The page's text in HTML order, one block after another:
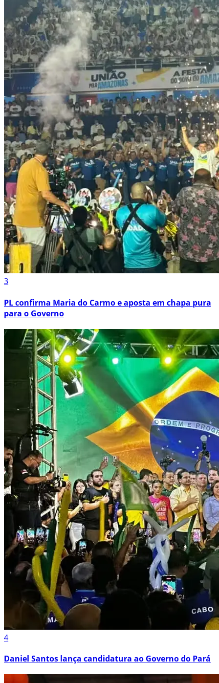
3
PL confirma Maria do Carmo e aposta em chapa pura
para o Governo
4
Daniel Santos lança candidatura ao Governo do Pará